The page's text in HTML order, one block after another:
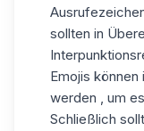
sollten in
Emojis können
werden , um
Schließlich